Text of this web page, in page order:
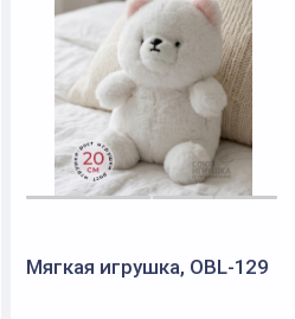
Мягкая игрушка, OBL-129